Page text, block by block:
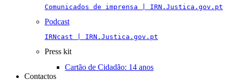
Comunicados de imprensa | IRN.Justica.gov.pt
Podcast
IRNcast | IRN.Justica.gov.pt
Press kit
Cartão de Cidadão: 14 anos
Contactos